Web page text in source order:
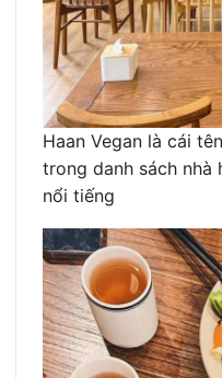
Haan Vegan là cái
trong danh sách nhà
nổi tiếng